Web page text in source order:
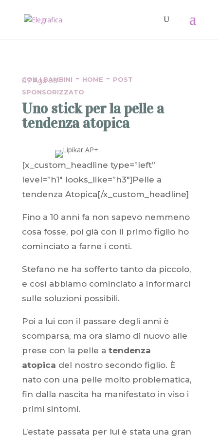
CON I BAMBINI - HOME - POST
SPONSORIZZATO
07 Ago 26
Uno stick per la pelle a
tendenza atopica
[x_custom_headline type=”left”
level=”h1″ looks_like=”h3″]Pelle a
tendenza Atopica[/x_custom_headline]
Fino a 10 anni fa non sapevo nemmeno
cosa fosse, poi già con il primo figlio ho
cominciato a farne i conti.
Stefano ne ha sofferto tanto da piccolo,
e così abbiamo cominciato a informarci
sulle soluzioni possibili.
Poi a lui con il passare degli anni è
scomparsa, ma ora siamo di nuovo alle
prese con la pelle a tendenza
atopica del nostro secondo figlio. È
nato con una pelle molto problematica,
fin dalla nascita ha manifestato in viso i
primi sintomi.
L’estate passata per lui è stata una gran